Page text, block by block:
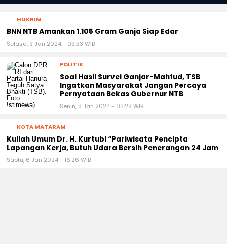
HUKRIM
BNN NTB Amankan 1.105 Gram Ganja Siap Edar
Selasa, 9 Jan 2024 - 09:33 WIB
POLITIK
Soal Hasil Survei Ganjar-Mahfud, TSB
Ingatkan Masyarakat Jangan Percaya
Pernyataan Bekas Gubernur NTB
Senin, 8 Jan 2024 - 03:28 WIB
KOTA MATARAM
Kuliah Umum Dr. H. Kurtubi “Pariwisata Pencipta
Lapangan Kerja, Butuh Udara Bersih Penerangan 24 Jam
Sabtu, 6 Jan 2024 - 16:26 WIB